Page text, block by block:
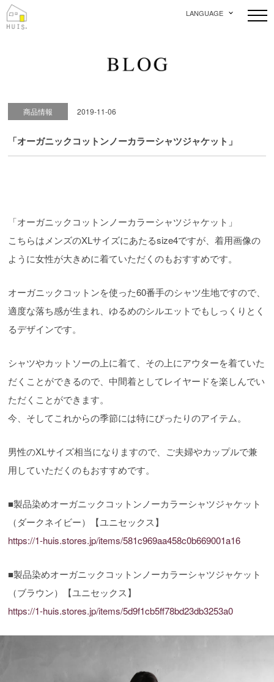
LANGUAGE
商品情報 2019-11-06
「オーガニックコットンノーカラーシャツジャケット」
「オーガニックコットンノーカラーシャツジャケット」
こちらはメンズのXLサイズにあたるsize4ですが、着用画像の
ように女性が大きめに着ていただくのもおすすめです。
オーガニックコットンを使った60番手のシャツ生地ですので、
適度な落ち感が生まれ、ゆるめのシルエットでもしっくりとく
るデザインです。
シャツやカットソーの上に着て、その上にアウターを着ていた
だくことができるので、中間着としてレイヤードを楽しんでい
ただくことができます。
今、そしてこれからの季節には特にぴったりのアイテム。
男性のXLサイズ相当になりますので、ご夫婦やカップルで兼
用していただくのもおすすめです。
■製品染めオーガニックコットンノーカラーシャツジャケット
（ダークネイビー）【ユニセックス】
https://1-huis.stores.jp/items/581c969aa458c0b669001a16
■製品染めオーガニックコットンノーカラーシャツジャケット
（ブラウン）【ユニセックス】
https://1-huis.stores.jp/items/5d9f1cb5ff78bd23db3253a0